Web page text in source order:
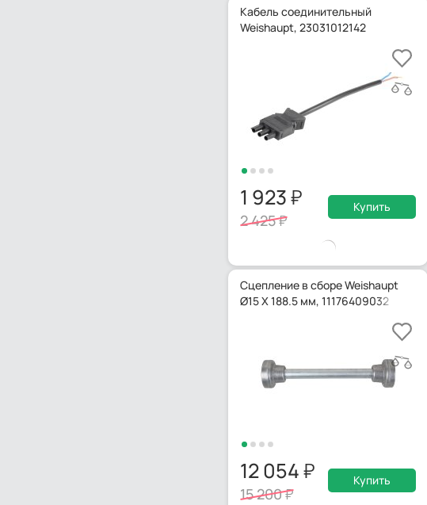
Кабель соединительный
Weishaupt, 23031012142
1 923
2 425
Купить
Сцепление в сборе Weishaupt
Ø15 X 188.5 мм, 11176409032
12 054
15 200
Купить